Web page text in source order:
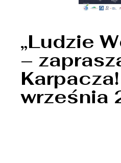
„Ludzie
–
września